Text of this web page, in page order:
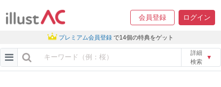
会員登録 ログイン
プレミアム会員登録 で14個の特典をゲット
詳細
検索
▼